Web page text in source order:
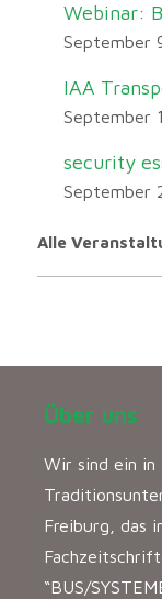
Webinar:
September
IAA
September
security
September
Alle
Über uns
Wir sind ein in
Freiburg, das
“BUS/